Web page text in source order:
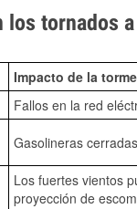
los tornados
Impacto de la
Fallos en la red
Gasolineras
Los fuertes vientos
proyección de